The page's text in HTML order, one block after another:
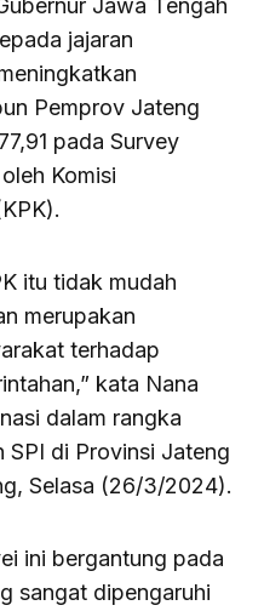
Jawa Tengah
jajaran
Pemprov Jateng
pada Survey
Komisi
itu tidak mudah
merupakan
terhadap
kata Nana
dalam rangka
SPI di Provinsi Jateng
Selasa (26/3/2024).
ini bergantung pada
sangat dipengaruhi